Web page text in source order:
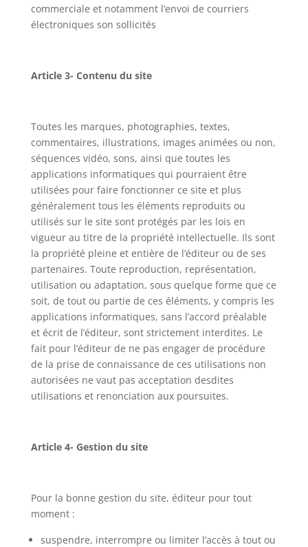
commerciale et notamment l’envoi de courriers
électroniques son sollicités
Article 3- Contenu du site
Toutes les marques, photographies, textes,
commentaires, illustrations, images animées ou non,
séquences vidéo, sons, ainsi que toutes les
applications informatiques qui pourraient être
utilisées pour faire fonctionner ce site et plus
généralement tous les éléments reproduits ou
utilisés sur le site sont protégés par les lois en
vigueur au titre de la propriété intellectuelle. Ils sont
la propriété pleine et entière de l’éditeur ou de ses
partenaires. Toute reproduction, représentation,
utilisation ou adaptation, sous quelque forme que ce
soit, de tout ou partie de ces éléments, y compris les
applications informatiques, sans l’accord préalable
et écrit de l’éditeur, sont strictement interdites. Le
fait pour l’éditeur de ne pas engager de procédure
de la prise de connaissance de ces utilisations non
autorisées ne vaut pas acceptation desdites
utilisations et renonciation aux poursuites.
Article 4- Gestion du site
Pour la bonne gestion du site, éditeur pour tout
moment :
suspendre, interrompre ou limiter l’accès à tout ou